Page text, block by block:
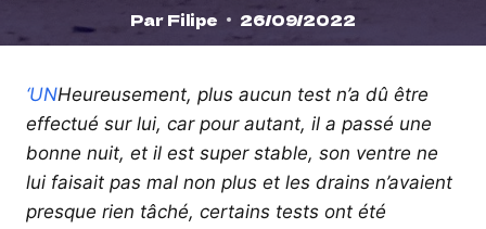
Par Filipe 26/09/2022
‘UNHeureusement, plus aucun test n’a dû être
effectué sur lui, car pour autant, il a passé une
bonne nuit, et il est super stable, son ventre ne
lui faisait pas mal non plus et les drains n’avaient
presque rien tâché, certains tests ont été